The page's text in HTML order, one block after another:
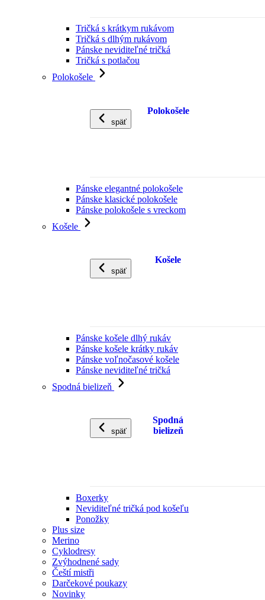
Tričká s krátkym rukávom
Tričká s dlhým rukávom
Pánske neviditeľné tričká
Tričká s potlačou
Polokošele
späť
Polokošele
Pánske elegantné polokošele
Pánske klasické polokošele
Pánske polokošele s vreckom
Košele
späť
Košele
Pánske košele dlhý rukáv
Pánske košele krátky rukáv
Pánske voľnočasové košele
Pánske neviditeľné tričká
Spodná bielizeň
späť
Spodná
bielizeň
Boxerky
Neviditeľné tričká pod košeľu
Ponožky
Plus size
Merino
Cyklodresy
Zvýhodnené sady
Čeští mistři
Darčekové poukazy
Novinky